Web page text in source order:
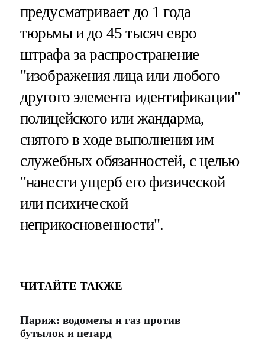
предусматривает до 1 года
тюрьмы и до 45 тысяч евро
штрафа за распространение
"изображения лица или любого
другого элемента идентификации"
полицейского или жандарма,
снятого в ходе выполнения им
служебных обязанностей, с целью
"нанести ущерб его физической
или психической
неприкосновенности".
ЧИТАЙТЕ ТАКЖЕ
Париж: водометы и газ против
бутылок и петард